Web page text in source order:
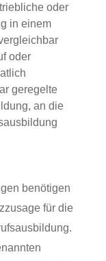
oder
in einem
oder
geregelte
an die
benötigen
für die